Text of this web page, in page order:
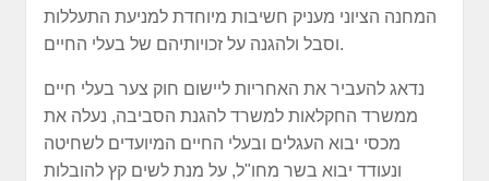
המחנה הציוני מעניק חשיבות מיוחדת למניעת התעללות
וסבל ולהגנה על זכויותיהם של בעלי החיים.
נדאג להעביר את האחריות ליישום חוק צער בעלי חיים
ממשרד החקלאות למשרד להגנת הסביבה, נעלה את
מכסי יבוא העגלים ובעלי החיים המיועדים לשחיטה
ונעודד יבוא בשר מחו"ל, על מנת לשים קץ להובלות